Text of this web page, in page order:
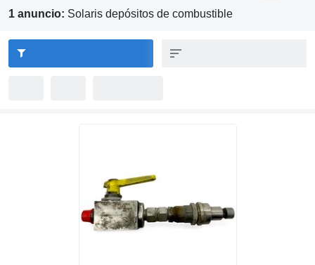
1 anuncio: Solaris depósitos de combustible